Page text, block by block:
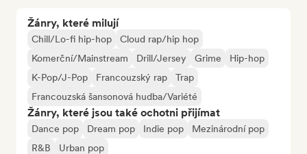
Žánry, které milují
Chill/Lo-fi hip-hop
Cloud rap/hip hop
Komerční/Mainstream
Drill/Jersey Grime
Hip-hop
K-Pop/J-Pop
Francouzský rap
Trap
Francouzská šansonová hudba/Variété
Žánry, které jsou také ochotni přijímat
Dance pop Dream pop Indie pop
Mezinárodní pop
R&B
Urban pop